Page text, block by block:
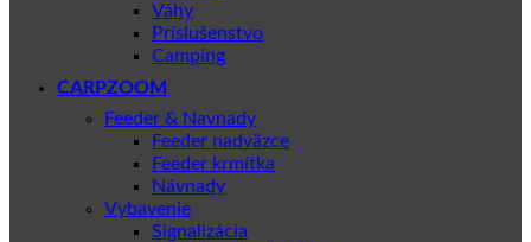
Váhy
Príslušenstvo
Camping
CARPZOOM
Feeder & Navnady
Feeder nadväzce
Feeder krmítka
Návnady
Vybavenie
Signalizácia